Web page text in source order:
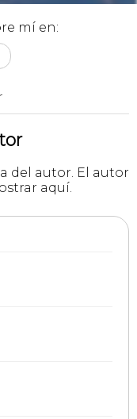
mí en:
del autor. El autor
aquí.